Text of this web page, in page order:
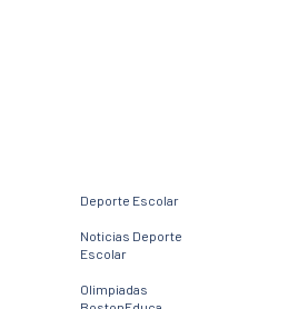
Deporte Escolar
Noticias Deporte
Escolar
Olimpiadas